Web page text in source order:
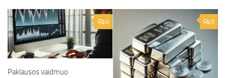
0
Paklausos vaidmuo
0